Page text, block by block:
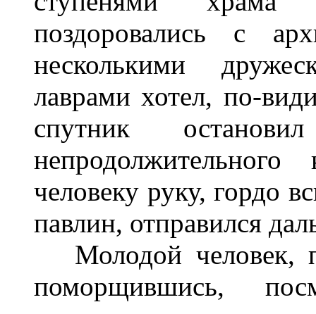
поздоровались с
несколькими
лаврами хотел, по-
спутник
человеку руку, гордо
павлин, отправился
Молодой человек,
поморщившись,